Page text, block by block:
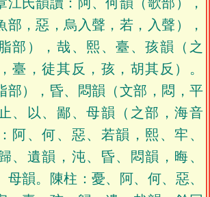
部，惡，烏入聲，若，入聲），
部），哉、熙、臺、孩韻（之
臺，徒其反，孩，胡其反）。
部），昏、悶韻（文部，悶，平
、以、鄙、母韻（之部，海音
阿、何、惡、若韻，熙、牢、
、遺韻，沌、昏、悶韻，晦、
母韻。陳柱：憂、阿、何、惡、